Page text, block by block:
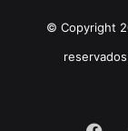
© Copyright